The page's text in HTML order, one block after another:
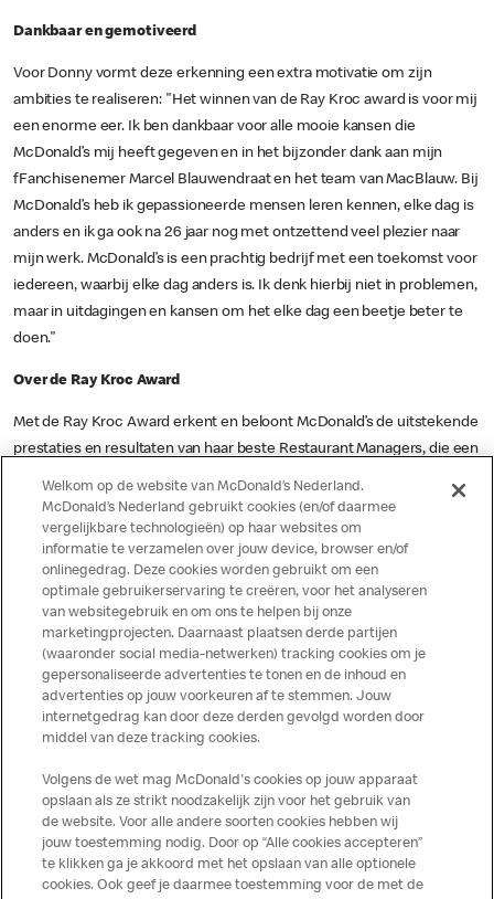
Dankbaar en gemotiveerd
Voor Donny vormt deze erkenning een extra motivatie om zijn
ambities te realiseren: "Het winnen van de Ray Kroc award is voor mij
een enorme eer. Ik ben dankbaar voor alle mooie kansen die
McDonald’s mij heeft gegeven en in het bijzonder dank aan mijn
fFanchisenemer Marcel Blauwendraat en het team van MacBlauw. Bij
McDonald’s heb ik gepassioneerde mensen leren kennen, elke dag is
anders en ik ga ook na 26 jaar nog met ontzettend veel plezier naar
mijn werk. McDonald’s is een prachtig bedrijf met een toekomst voor
iedereen, waarbij elke dag anders is. Ik denk hierbij niet in problemen,
maar in uitdagingen en kansen om het elke dag een beetje beter te
doen."
Over de Ray Kroc Award
Met de Ray Kroc Award erkent en beloont McDonald’s de uitstekende
prestaties en resultaten van haar beste Restaurant Managers, die een
Restaurant Managers geven gemiddeld leiding aan 80 tot 100
medewerkers. Negentig procent van de Restaurant Managers is zijn
of haar carrière begonnen als Crewlid. Om Restaurant Manager te
worden biedt McDonald’s een speciaal management curriculum,
waarin alle facetten van het ondernemerschap aan bod komen. Het
curriculum duurt gemiddeld 4,5 jaar, waarin zij leren een team zo
optimaal mogelijk te leiden. De winnaars van de Ray Kroc Award
worden, samen met een introducé, uitgenodigd voor een compleet
verzorgde reis in april 2024 naar Barcelona in Spanje. Daar wordt de
Ray Kroc Award op feestelijke wijze aan hen uitgereikt. Daarnaast
Welkom op de website van McDonald’s Nederland.
McDonald’s Nederland gebruikt cookies (en/of daarmee
vergelijkbare technologieën) op haar websites om
informatie te verzamelen over jouw device, browser en/of
onlinegedrag. Deze cookies worden gebruikt om een
optimale gebruikerservaring te creëren, voor het analyseren
van websitegebruik en om ons te helpen bij onze
marketingprojecten. Daarnaast plaatsen derde partijen
(waaronder social media-netwerken) tracking cookies om je
gepersonaliseerde advertenties te tonen en de inhoud en
advertenties op jouw voorkeuren af te stemmen. Jouw
internetgedrag kan door deze derden gevolgd worden door
middel van deze tracking cookies.
Volgens de wet mag McDonald's cookies op jouw apparaat
opslaan als ze strikt noodzakelijk zijn voor het gebruik van
de website. Voor alle andere soorten cookies hebben wij
jouw toestemming nodig. Door op “Alle cookies accepteren”
te klikken ga je akkoord met het opslaan van alle optionele
cookies. Ook geef je daarmee toestemming voor de met de